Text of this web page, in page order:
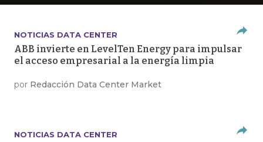
NOTICIAS DATA CENTER
ABB invierte en LevelTen Energy para impulsar
el acceso empresarial a la energía limpia
por Redacción Data Center Market
NOTICIAS DATA CENTER